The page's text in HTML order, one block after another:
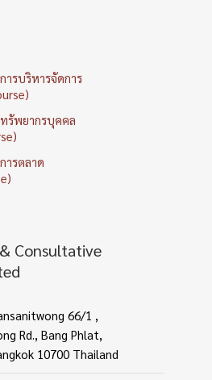
รบริหารจัดการ
รัพยากรบุคคล
ารตลาด
Consultative
66/1 ,
Rd., Bang Phlat,
10700 Thailand